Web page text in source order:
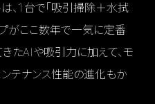
、1台で「吸引掃除＋水拭
がここ数年で一気に定番
きたAIや吸引力に加えて、モ
テナンス性能の進化もか